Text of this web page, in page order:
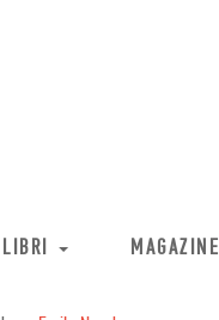
LIBRI MAGAZINE